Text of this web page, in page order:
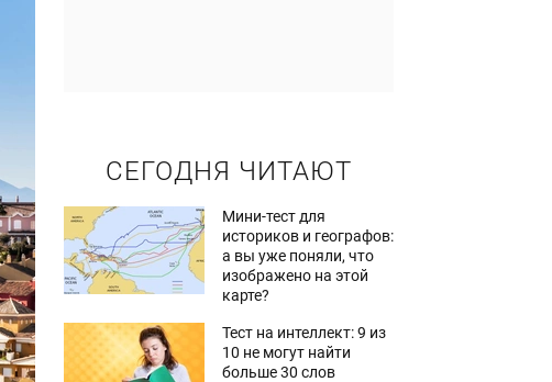
СЕГОДНЯ ЧИТАЮТ
Мини-тест для
историков и географов:
а вы уже поняли, что
изображено на этой
карте?
Тест на интеллект: 9 из
10 не могут найти
больше 30 слов